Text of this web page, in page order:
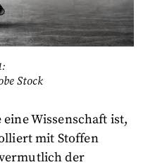
Stock
Wissenschaft ist,
mit Stoffen
der